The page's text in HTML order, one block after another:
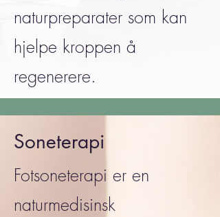
naturpreparater som kan
hjelpe kroppen å
regenerere.
Soneterapi
Fotsoneterapi er en
naturmedisinsk